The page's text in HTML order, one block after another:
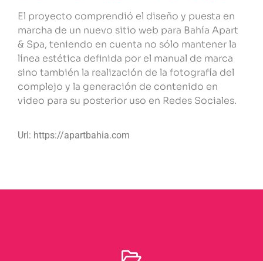
El proyecto comprendió el diseño y puesta en
marcha de un nuevo sitio web para Bahía Apart
& Spa, teniendo en cuenta no sólo mantener la
línea estética definida por el manual de marca
sino también la realización de la fotografía del
complejo y la generación de contenido en
video para su posterior uso en Redes Sociales.
Url: https://apartbahia.com